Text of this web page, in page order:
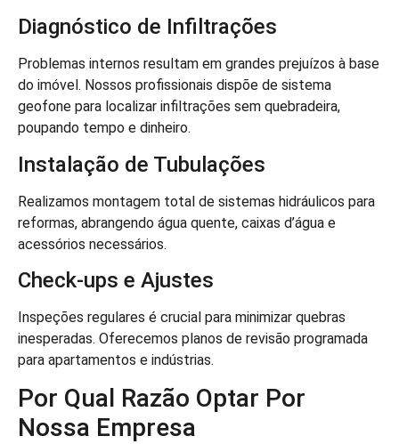
Diagnóstico de Infiltrações
Problemas internos resultam em grandes prejuízos à base
do imóvel. Nossos profissionais dispõe de sistema
geofone para localizar infiltrações sem quebradeira,
poupando tempo e dinheiro.
Instalação de Tubulações
Realizamos montagem total de sistemas hidráulicos para
reformas, abrangendo água quente, caixas d’água e
acessórios necessários.
Check-ups e Ajustes
Inspeções regulares é crucial para minimizar quebras
inesperadas. Oferecemos planos de revisão programada
para apartamentos e indústrias.
Por Qual Razão Optar Por
Nossa Empresa